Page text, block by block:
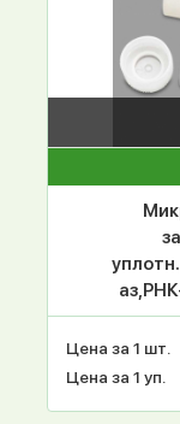
Цена за 1 шт.
Цена за 1 уп.